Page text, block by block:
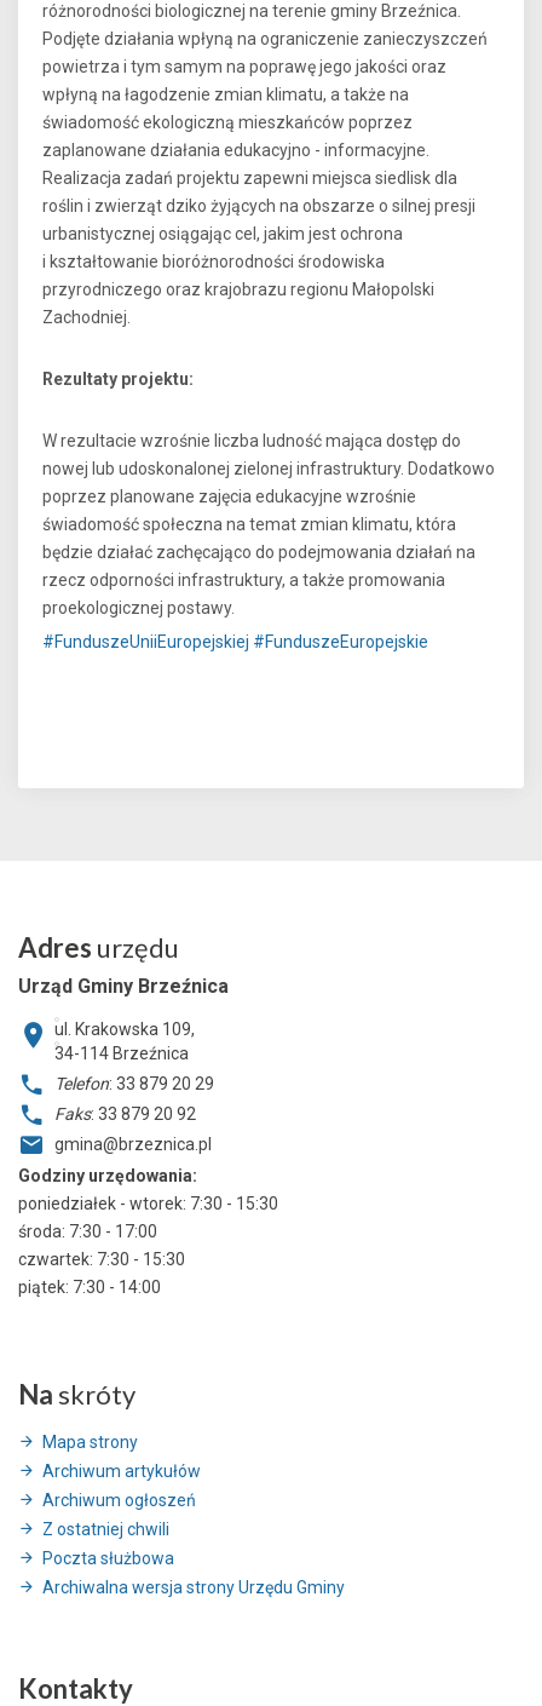
różnorodności biologicznej na terenie gminy Brzeźnica.
Podjęte działania wpłyną na ograniczenie zanieczyszczeń
powietrza i tym samym na poprawę jego jakości oraz
wpłyną na łagodzenie zmian klimatu, a także na
świadomość ekologiczną mieszkańców poprzez
zaplanowane działania edukacyjno - informacyjne.
Realizacja zadań projektu zapewni miejsca siedlisk dla
roślin i zwierząt dziko żyjących na obszarze o silnej presji
urbanistycznej osiągając cel, jakim jest ochrona
i kształtowanie bioróżnorodności środowiska
przyrodniczego oraz krajobrazu regionu Małopolski
Zachodniej.
Rezultaty projektu:
W rezultacie wzrośnie liczba ludność mająca dostęp do
nowej lub udoskonalonej zielonej infrastruktury. Dodatkowo
poprzez planowane zajęcia edukacyjne wzrośnie
świadomość społeczna na temat zmian klimatu, która
będzie działać zachęcająco do podejmowania działań na
rzecz odporności infrastruktury, a także promowania
proekologicznej postawy.
#FunduszeUniiEuropejskiej #FunduszeEuropejskie
Adres urzędu
Urząd Gminy Brzeźnica
ul. Krakowska 109,
34-114Brzeźnica
Telefon: 33 879 20 29
Faks: 33 879 20 92
gmina@brzeznica.pl
Godziny urzędowania:
poniedziałek - wtorek: 7:30 - 15:30
środa: 7:30 - 17:00
czwartek: 7:30 - 15:30
piątek: 7:30 - 14:00
Na skróty
Mapa strony
Archiwum artykułów
Archiwum ogłoszeń
Z ostatniej chwili
Poczta służbowa
Archiwalna wersja strony Urzędu Gminy
Kontakty